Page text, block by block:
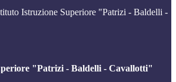
Istruzione Superiore "Patrizi - Baldelli -
"Patrizi - Baldelli - Cavallotti"